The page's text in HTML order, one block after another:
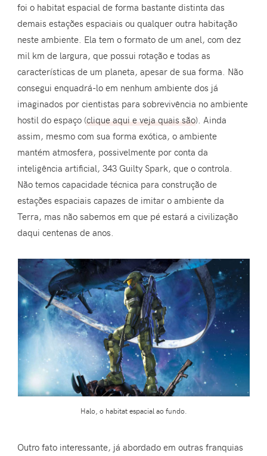
foi o habitat espacial de forma bastante distinta das
demais estações espaciais ou qualquer outra habitação
neste ambiente. Ela tem o formato de um anel, com dez
mil km de largura, que possui rotação e todas as
características de um planeta, apesar de sua forma. Não
consegui enquadrá-lo em nenhum ambiente dos já
imaginados por cientistas para sobrevivência no ambiente
hostil do espaço (clique aqui e veja quais são). Ainda
assim, mesmo com sua forma exótica, o ambiente
mantém atmosfera, possivelmente por conta da
inteligência artificial, 343 Guilty Spark, que o controla.
Não temos capacidade técnica para construção de
estações espaciais capazes de imitar o ambiente da
Terra, mas não sabemos em que pé estará a civilização
daqui centenas de anos.
Halo, o habitat espacial ao fundo.
Outro fato interessante, já abordado em outras franquias